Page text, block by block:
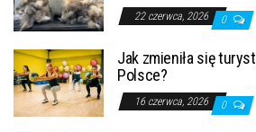
22 czerwca, 2026 0
Jak zmieniła się
Polsce?
16 czerwca, 2026 0